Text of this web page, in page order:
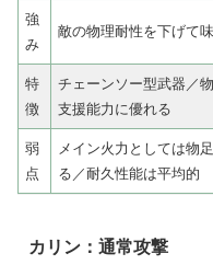
強
み
敵の物理耐性を下げて
特
徴
チェーンソー型武器／
支援能力に優れる
弱
点
メイン火力としては物
る／耐久性能は平均的
カリン：通常攻撃